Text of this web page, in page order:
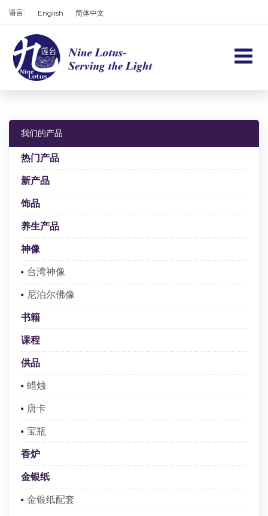
语言: English 简体中文
首页
关于我们
查看
我们的产品
热门产品
新产品
饰品
养生产品
神像
台湾神像
尼泊尔佛像
书籍
课程
供品
蜡烛
唐卡
宝瓶
香炉
金银纸
金银纸配套